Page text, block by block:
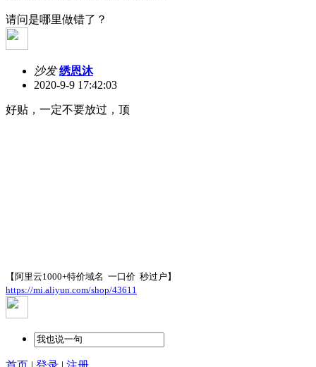
请问是哪里做错了？
沙发 绣恩沐
2020-9-9 17:42:03
好贴，一定不要放过，顶
【阿里云1000+特价域名 一口价 秒过户】
https://mi.aliyun.com/shop/43611